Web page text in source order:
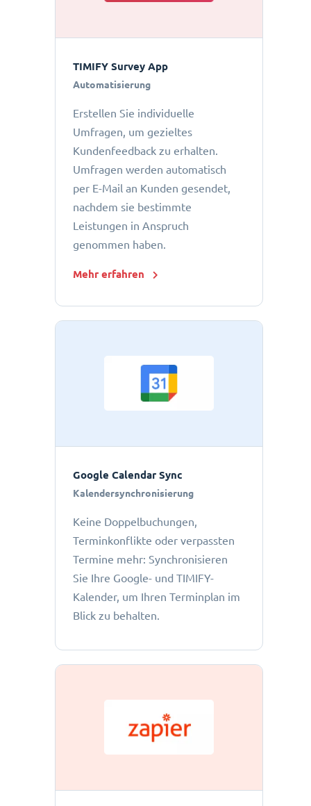
TIMIFY Survey App
Automatisierung
Erstellen Sie individuelle
Umfragen, um gezieltes
Kundenfeedback zu erhalten.
Umfragen werden automatisch
per E-Mail an Kunden gesendet,
nachdem sie bestimmte
Leistungen in Anspruch
genommen haben.
Mehr erfahren
Google Calendar Sync
Kalendersynchronisierung
Keine Doppelbuchungen,
Terminkonflikte oder verpassten
Termine mehr: Synchronisieren
Sie Ihre Google- und TIMIFY-
Kalender, um Ihren Terminplan im
Blick zu behalten.